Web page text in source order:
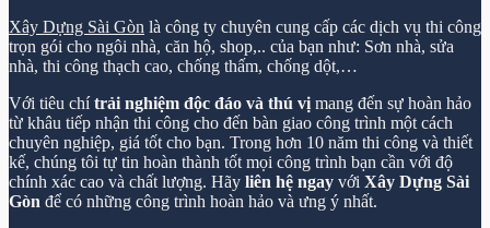
Xây Dựng Sài Gòn là công ty chuyên cung cấp các dịch vụ thi công
trọn gói cho ngôi nhà, căn hộ, shop,.. của bạn như: Sơn nhà, sửa
nhà, thi công thạch cao, chống thấm, chống dột,…
Với tiêu chítrải nghiệm độc đáo và thú vị mang đến sự hoàn hảo
từ khâu tiếp nhận thi công cho đến bàn giao công trình một cách
chuyên nghiệp, giá tốt cho bạn. Trong hơn 10 năm thi công và thiết
kế, chúng tôi tự tin hoàn thành tốt mọi công trình bạn cần với độ
chính xác cao và chất lượng. Hãy liên hệ ngay với Xây Dựng Sài
Gòn để có những công trình hoàn hảo và ưng ý nhất.